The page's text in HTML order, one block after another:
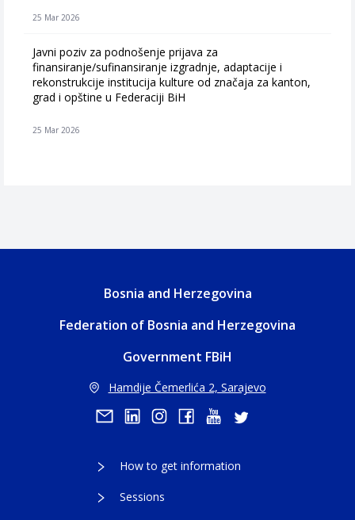
25 Mar 2026
Javni poziv za podnošenje prijava za
finansiranje/sufinansiranje izgradnje, adaptacije i
rekonstrukcije institucija kulture od značaja za kanton,
grad i opštine u Federaciji BiH
25 Mar 2026
Bosnia and Herzegovina
Federation of Bosnia and Herzegovina
Government FBiH
Hamdije Čemerlića 2, Sarajevo
How to get information
Sessions